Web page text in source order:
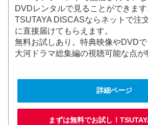
DVDレンタルで見ることができます
TSUTAYA DISCASならネットで注
に直接届けてもらえます。
無料お試しあり。特典映像やDVD
大河ドラマ総集編の視聴可能な点が
詳細ページ
まずは無料でお試し！